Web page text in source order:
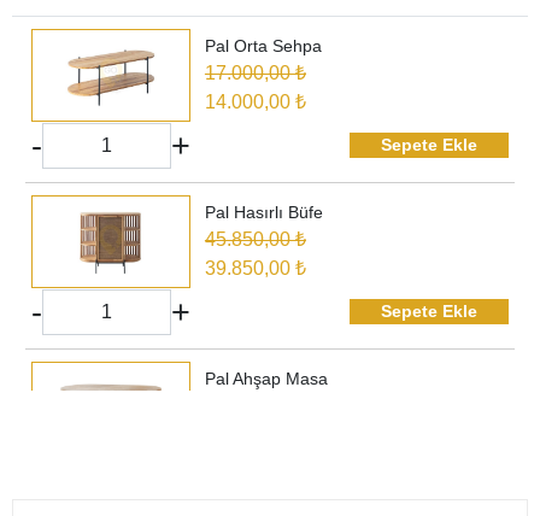
Pal Orta Sehpa
17.000,00 ₺
14.000,00 ₺
- + Sepete Ekle
Pal Hasırlı Büfe
45.850,00 ₺
39.850,00 ₺
- + Sepete Ekle
Pal Ahşap Masa